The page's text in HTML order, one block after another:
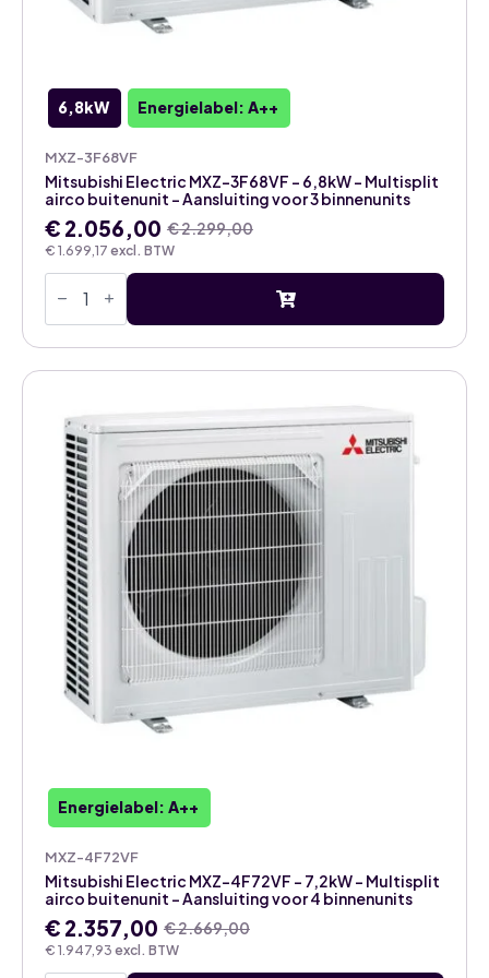
6,8kW Energielabel: A++
MXZ-3F68VF
€ 1.699,17 excl. BTW
Mitsubishi Electric MXZ-3F68VF – 6,8kW – Multisplit
airco buitenunit – Aansluiting voor 3 binnenunits
€2.299,00
Oorspronkelijke
prijs
was:
€ 2.299,00.
€ 2.056,00
Huidige
prijs
€ 2.056,00.
Mitsubishi
Electric
3F68VF
-
6,8kW
airco
buitenunit
Aansluiting
voor
binnenunits
aantal
Energielabel: A++
MXZ-4F72VF
€ 1.947,93 excl. BTW
Mitsubishi Electric MXZ-4F72VF – 7,2kW – Multisplit
airco buitenunit – Aansluiting voor 4 binnenunits
€2.669,00
Oorspronkelijke
prijs
€ 2.357,00
Huidige
prijs